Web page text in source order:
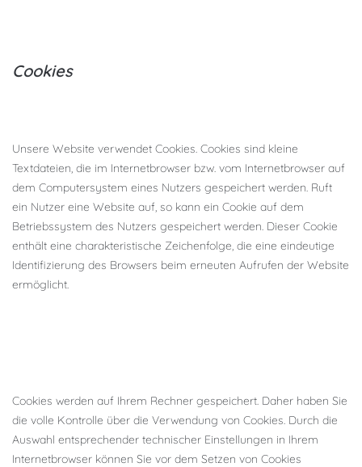
Cookies
Unsere Website verwendet Cookies. Cookies sind kleine
Textdateien, die im Internetbrowser bzw. vom Internetbrowser auf
dem Computersystem eines Nutzers gespeichert werden. Ruft
ein Nutzer eine Website auf, so kann ein Cookie auf dem
Betriebssystem des Nutzers gespeichert werden. Dieser Cookie
enthält eine charakteristische Zeichenfolge, die eine eindeutige
Identifizierung des Browsers beim erneuten Aufrufen der Website
ermöglicht.
Cookies werden auf Ihrem Rechner gespeichert. Daher haben Sie
die volle Kontrolle über die Verwendung von Cookies. Durch die
Auswahl entsprechender technischer Einstellungen in Ihrem
Internetbrowser können Sie vor dem Setzen von Cookies